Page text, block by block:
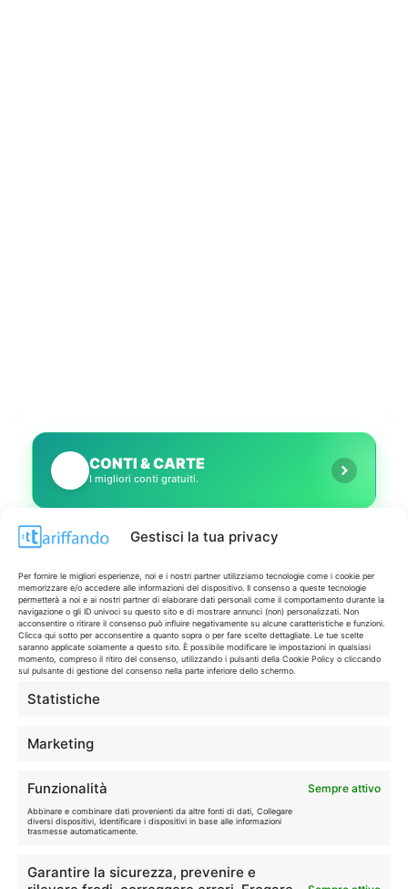
Gestisci la tua privacy
Per fornire le migliori esperienze, noi e i nostri partner utilizziamo tecnologie come i cookie per
memorizzare e/o accedere alle informazioni del dispositivo. Il consenso a queste tecnologie
permetterà a noi e ai nostri partner di elaborare dati personali come il comportamento durante la
navigazione o gli ID univoci su questo sito e di mostrare annunci (non) personalizzati. Non
acconsentire o ritirare il consenso può influire negativamente su alcune caratteristiche e funzioni.
Clicca qui sotto per acconsentire a quanto sopra o per fare scelte dettagliate. Le tue scelte
saranno applicate solamente a questo sito. È possibile modificare le impostazioni in qualsiasi
momento, compreso il ritiro del consenso, utilizzando i pulsanti della Cookie Policy o cliccando
sul pulsante di gestione del consenso nella parte inferiore dello schermo.
Statistiche
Marketing
Funzionalità Sempre attivo
Abbinare e combinare dati provenienti da altre fonti di dati, Collegare
diversi dispositivi, Identificare i dispositivi in base alle informazioni
trasmesse automaticamente.
Garantire la sicurezza, prevenire e
CONTI & CARTE
I migliori conti gratuiti.
📱 TELEFONIA
🔥 GRANDI OFFERTE
Le migliori occasioni oggi.
Un click per tutti i canali!
LIVE OFFERTE
🔥
Tutte
💻
Tech
🛒
Spesa Moda